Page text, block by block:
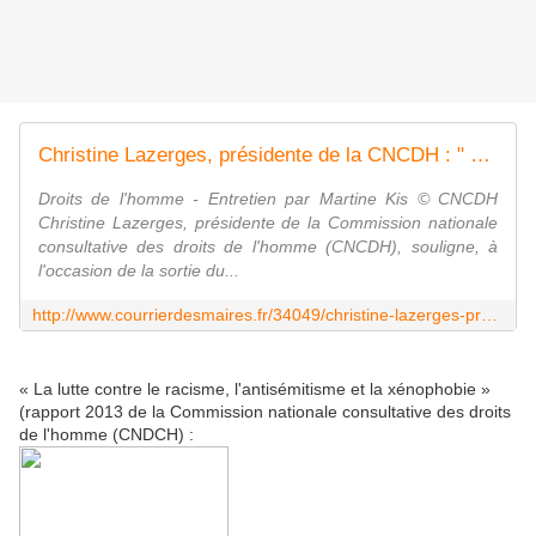
Christine Lazerges, présidente de la CNCDH : " Nous assistons à un recul prononcé de la tolérance "
Droits de l'homme - Entretien par Martine Kis © CNCDH
Christine Lazerges, présidente de la Commission nationale
consultative des droits de l'homme (CNCDH), souligne, à
l'occasion de la sortie du...
« La lutte contre le racisme, l'antisémitisme et la xénophobie »
(rapport 2013 de la Commission nationale consultative des droits
de l'homme (CNDCH) :